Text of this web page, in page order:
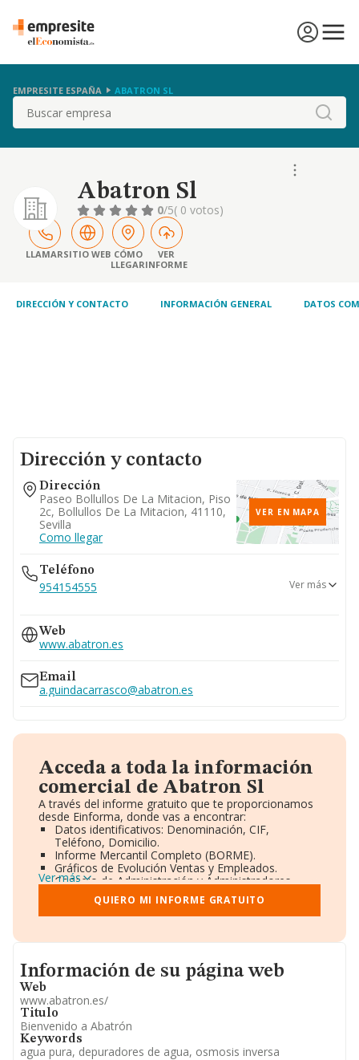
EMPRESITE ESPAÑA ABATRON SL
Buscar
Abatron Sl
0/5( 0 votos)
LLAMARSITIO WEB CÓMO
LLEGAR
VER
INFORME
DIRECCIÓN Y CONTACTO INFORMACIÓN GENERAL DATOS
Dirección y contacto
Dirección
Paseo Bollullos De La Mitacion, Piso
2c, Bollullos De La Mitacion, 41110,
Sevilla
Como llegar
VER EN MAPA
Teléfono
954154555
954152959
955776755
654...
Ver más
Web
www.abatron.es
Email
a.guindacarrasco@abatron.es
Acceda a toda la información
comercial de Abatron Sl
A través del informe gratuito que te proporcionamos
desde Einforma, donde vas a encontrar:
Datos identificativos: Denominación, CIF,
Teléfono, Domicilio.
Informe Mercantil Completo (BORME).
Gráficos de Evolución Ventas y Empleados.
Consejo de Administración y Administradores.
Directivos y Ejecutivos.
Accionistas.
Participaciones y Vinculaciones en otras empresas.
Información oficial y registral complementaria.
Ver más
QUIERO MI INFORME GRATUITO
Informacion de su página web
Información de su página web
Web
www.abatron.es/
Titulo
Bienvenido a Abatrón
Keywords
agua pura, depuradores de agua, osmosis inversa